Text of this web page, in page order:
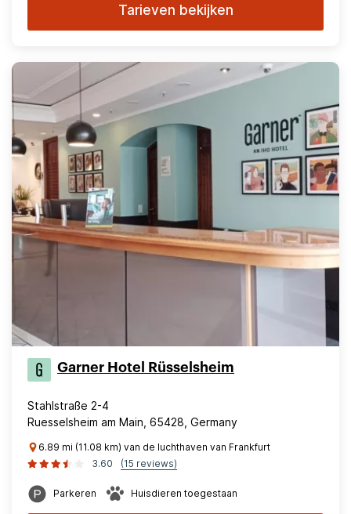
Tarieven bekijken
Garner Hotel Rüsselsheim
Stahlstraße 2-4
Ruesselsheim am Main, 65428, Germany
6.89 mi (11.08 km) van de luchthaven van Frankfurt
3.60
(15 reviews)
Parkeren Huisdieren toegestaan